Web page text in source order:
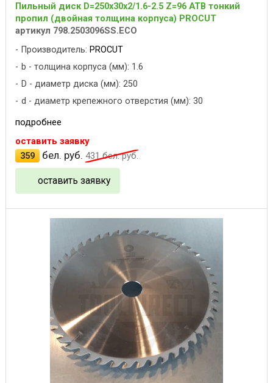
Пильный диск D=250x30x2/1.6-2.5 Z=96 ATB тонкий
пропил (двойная толщина корпуса) PROCUT
артикул 798.2503096SS.ECO
Производитель: PROCUT
b - толщина корпуса (мм): 1.6
D - диаметр диска (мм): 250
d - диаметр крепежного отверстия (мм): 30
подробнее
оставить заявку
359
бел. руб. 431бел. руб.
оставить заявку